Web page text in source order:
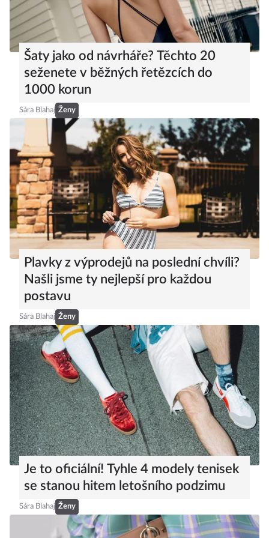
Šaty jako od návrháře? Těchto 20
seženete v běžných řetězcích do
1000 korun
Sára Blahaj Ženy
Plavky z výprodejů na poslední chvíli?
Našli jsme ty nejlepší pro každou
postavu
Sára Blahaj Ženy
Je to oficiální! Tyhle 4 modely tenisek
se stanou hitem letošního podzimu
Sára Blahaj Ženy